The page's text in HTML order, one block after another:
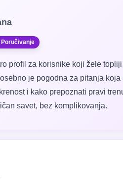
profil za korisnike koji žele
je pogodna za pitanja
i kako prepoznati pravi
savet, bez komplikovanja.